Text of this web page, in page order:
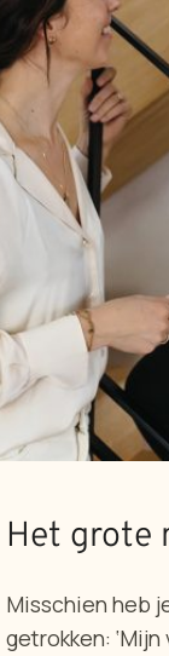
Het grote
Misschien heb
getrokken: